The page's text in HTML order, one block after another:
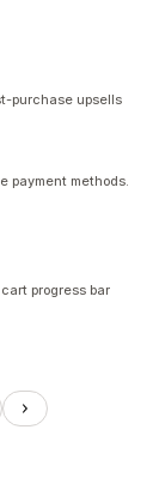
purchase upsells
payment methods.
progress bar